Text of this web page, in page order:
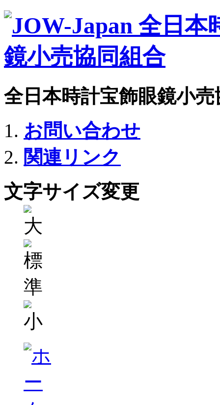
全日本時計宝飾眼鏡小
お問い合わせ
関連リンク
文字サイズ変更